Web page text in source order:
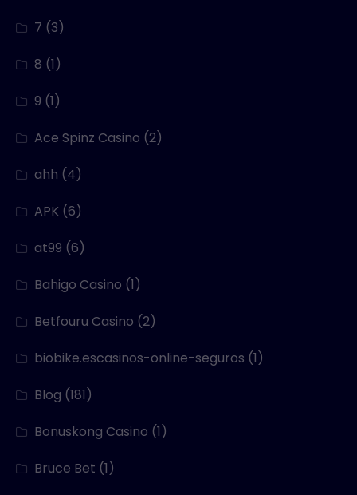
7 (3)
8 (1)
9 (1)
Ace Spinz Casino (2)
ahh (4)
APK (6)
at99 (6)
Bahigo Casino (1)
Betfouru Casino (2)
biobike.escasinos-online-seguros (1)
Blog (181)
Bonuskong Casino (1)
Bruce Bet (1)